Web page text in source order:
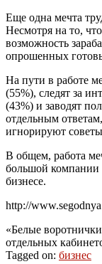
Еще одна мечта
Несмотря на то,
возможность
опрошенных
На пути в работе
(55%), следят за
(43%) и заводят
отдельным
игнорируют
В общем, работа
большой компании
бизнесе.
http://
«Белые
отдельных
Tagged on: бизнес